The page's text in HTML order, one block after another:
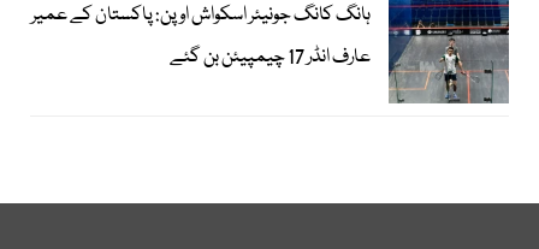
ہانگ کانگ جونیئر اسکواش اوپن: پاکستان کے عمیر
عارف انڈر 17 چیمپیئن بن گئے